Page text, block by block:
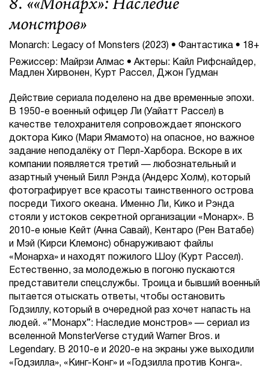
монстров»
Monarch: Legacy of Monsters (2023) • Фантастика • 18+
Режиссер: Майрзи Алмас • Актеры: Кайл Рифснайдер,
Мадлен Хирвонен, Курт Рассел, Джон Гудман
Действие сериала поделено на две временные эпохи.
В 1950-е военный офицер Ли (Уайатт Рассел) в
качестве телохранителя сопровождает японского
доктора Кико (Мари Ямамото) на опасное, но важное
задание неподалёку от Перл-Харбора. Вскоре в их
компании появляется третий — любознательный и
азартный ученый Билл Рэнда (Андерс Холм), который
фотографирует все красоты таинственного острова
посреди Тихого океана. Именно Ли, Кико и Рэнда
стояли у истоков секретной организации «Монарх». В
2010-е юные Кейт (Анна Савай), Кентаро (Рен Ватабе)
и Мэй (Кирси Клемонс) обнаруживают файлы
«Монарха» и находят пожилого Шоу (Курт Рассел).
Естественно, за молодежью в погоню пускаются
представители спецслужбы. Троица и бывший военный
пытается отыскать ответы, чтобы остановить
Годзиллу, который в очередной раз хочет напасть на
людей. «”Монарх”: Наследие монстров» — сериал из
вселенной MonsterVerse студий Warner Bros. и
Legendary. В 2010-е и 2020-е на экраны уже выходили
«Годзилла», «Кинг-Конг» и «Годзилла против Конга».